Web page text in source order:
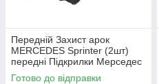
Передній Захист арок
MERCEDES Sprinter (2шт)
передні Підкрилки Мерседес
Спрінтер пара передніх
Готово до відправки